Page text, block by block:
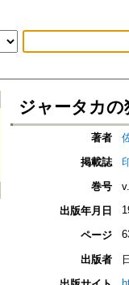
ジャータカの
著者
掲載誌
巻号
出版年月日
ページ
出版者